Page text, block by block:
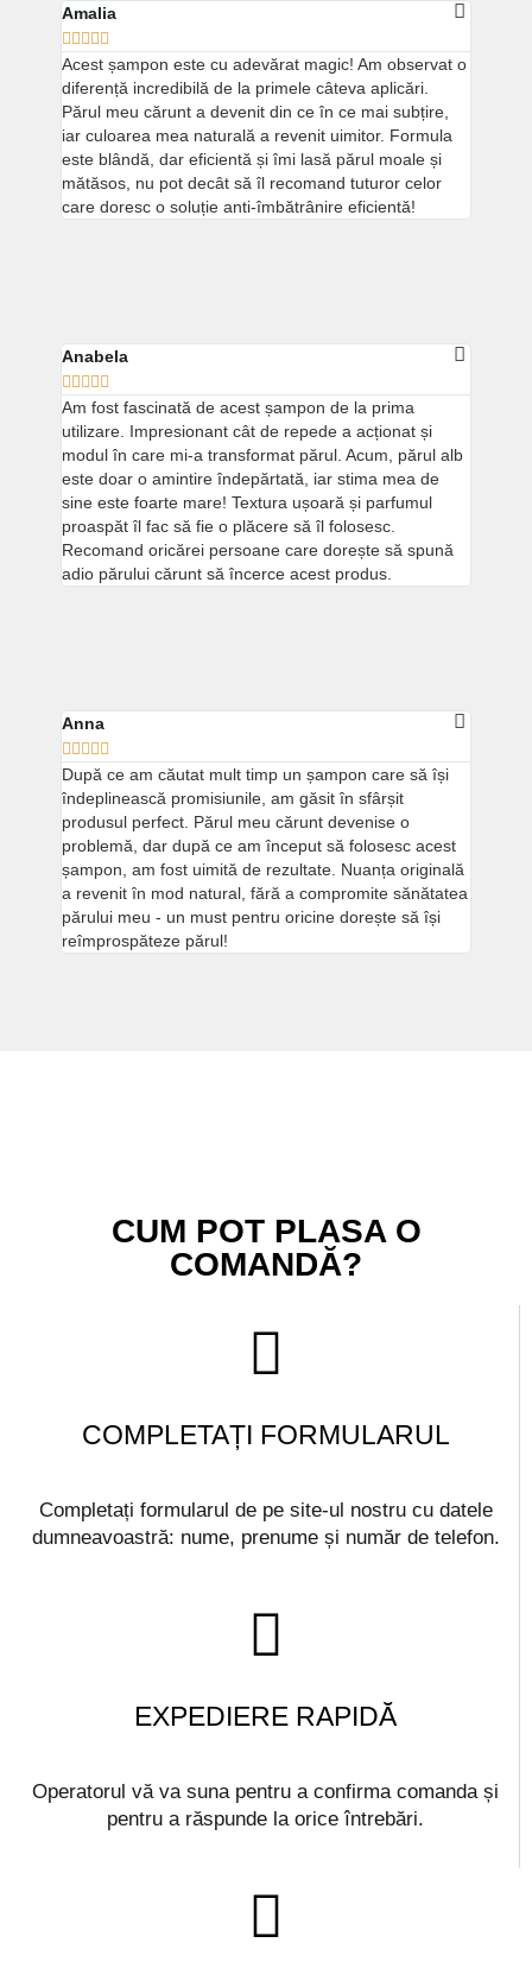
Amalia
    
Acest șampon este cu adevărat magic! Am observat o
diferență incredibilă de la primele câteva aplicări.
Părul meu cărunt a devenit din ce în ce mai subțire,
iar culoarea mea naturală a revenit uimitor. Formula
este blândă, dar eficientă și îmi lasă părul moale și
mătăsos, nu pot decât să îl recomand tuturor celor
care doresc o soluție anti-îmbătrânire eficientă!
Anabela
    
Am fost fascinată de acest șampon de la prima
utilizare. Impresionant cât de repede a acționat și
modul în care mi-a transformat părul. Acum, părul alb
este doar o amintire îndepărtată, iar stima mea de
sine este foarte mare! Textura ușoară și parfumul
proaspăt îl fac să fie o plăcere să îl folosesc.
Recomand oricărei persoane care dorește să spună
adio părului cărunt să încerce acest produs.
Anna
    
După ce am căutat mult timp un șampon care să își
îndeplinească promisiunile, am găsit în sfârșit
produsul perfect. Părul meu cărunt devenise o
problemă, dar după ce am început să folosesc acest
șampon, am fost uimită de rezultate. Nuanța originală
a revenit în mod natural, fără a compromite sănătatea
părului meu - un must pentru oricine dorește să își
reîmprospăteze părul!
CUM POT PLASA O
COMANDĂ?
COMPLETAȚI FORMULARUL
Completați formularul de pe site-ul nostru cu datele
dumneavoastră: nume, prenume și număr de telefon.
EXPEDIERE RAPIDĂ
Operatorul vă va suna pentru a confirma comanda și
pentru a răspunde la orice întrebări.